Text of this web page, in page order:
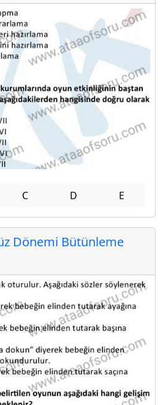
C D E
Dönemi Bütünleme